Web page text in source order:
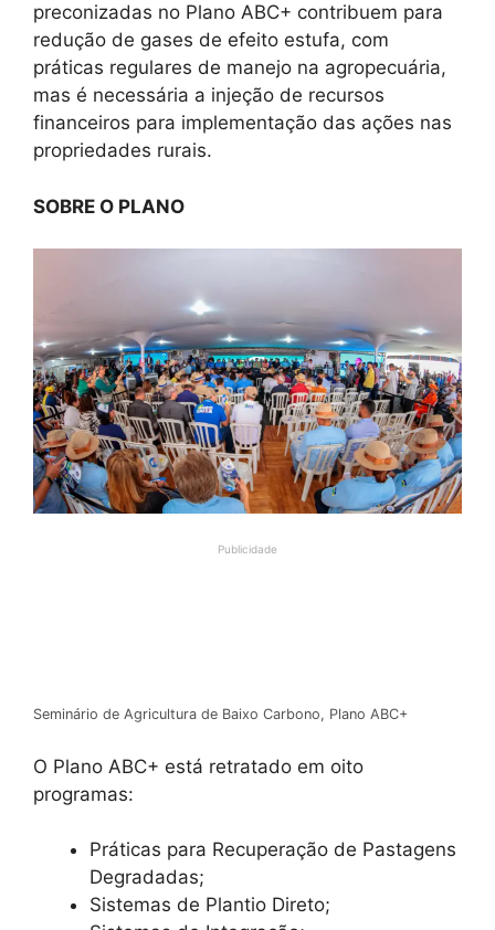
preconizadas no Plano ABC+ contribuem para
redução de gases de efeito estufa, com
práticas regulares de manejo na agropecuária,
mas é necessária a injeção de recursos
financeiros para implementação das ações nas
propriedades rurais.
SOBRE O PLANO
Publicidade
Seminário de Agricultura de Baixo Carbono, Plano ABC+
O Plano ABC+ está retratado em oito
programas:
Práticas para Recuperação de Pastagens
Degradadas;
Sistemas de Plantio Direto;